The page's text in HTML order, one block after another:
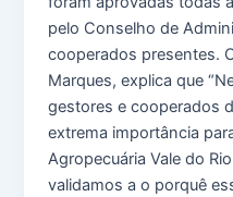
pelo Conselho de
cooperados presentes.
Marques, explica que
gestores e cooperados
extrema importância
Agropecuária Vale do
validamos a o porquê